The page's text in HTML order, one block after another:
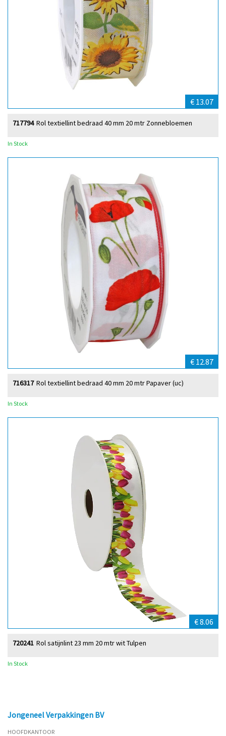
€ 13.07
Rol textiellint bedraad 40 mm 20 mtr Zonnebloemen
717794
In Stock
€ 12.87
Rol textiellint bedraad 40 mm 20 mtr Papaver (uc)
716317
In Stock
€ 8.06
Rol satijnlint 23 mm 20 mtr wit Tulpen
720241
In Stock
Jongeneel Verpakkingen BV
HOOFDKANTOOR